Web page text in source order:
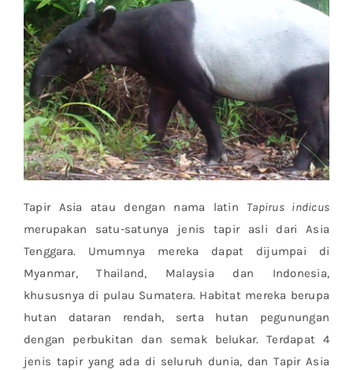
Tapir Asia atau dengan nama latin Tapirus indicus
merupakan satu-satunya jenis tapir asli dari Asia
Tenggara. Umumnya mereka dapat dijumpai di
Myanmar, Thailand, Malaysia dan Indonesia,
khususnya di pulau Sumatera. Habitat mereka berupa
hutan dataran rendah, serta hutan pegunungan
dengan perbukitan dan semak belukar. Terdapat 4
jenis tapir yang ada di seluruh dunia, dan Tapir Asia